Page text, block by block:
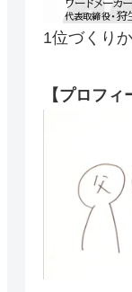
1位づくり
【プロフィ